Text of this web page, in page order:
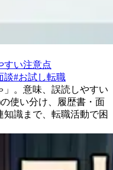
すい注意点
談#お試し転職
」。意味、誤読しやすい
使い分け、履歴書・面
識まで、転職活動で困